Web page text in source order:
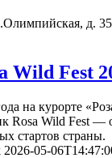
д. 35
Wild Fest
на курорте
Rosa Wild Fest —
стартов страны.
2026-05-